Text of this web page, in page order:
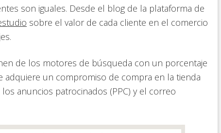
son iguales. Desde el blog de la plataforma de
sobre el valor de cada cliente en el comercio
de los motores de búsqueda con un porcentaje
adquiere un compromiso de compra en la tienda
anuncios patrocinados (PPC) y el correo